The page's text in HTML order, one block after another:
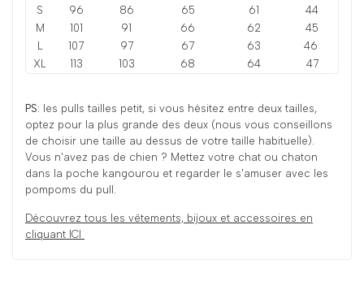
S
96 86 65 61
44
M
101 91 66 62
45
L
107 97 67 63
46
XL
113 103 68 64 47
PS: les pulls tailles petit, si vous hésitez entre deux tailles,
optez pour la plus grande des deux (nous vous conseillons
de choisir une taille au dessus de votre taille habituelle).
Vous n'avez pas de chien ? Mettez votre chat ou chaton
dans la poche kangourou et regarder le s'amuser avec les
pompoms du pull.
Découvrez tous les vêtements, bijoux et accessoires en
cliquant ICI